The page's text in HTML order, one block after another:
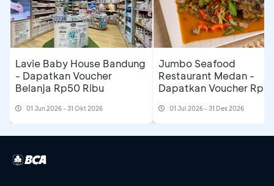
Lavie Baby House Bandung
- Dapatkan Voucher
Belanja Rp50 Ribu
01 Jun 2026 - 31 Okt 2026
Jumbo Seafood
Restaurant Medan -
Dapatkan Voucher
01 Jul 2026 - 31 Des 2026